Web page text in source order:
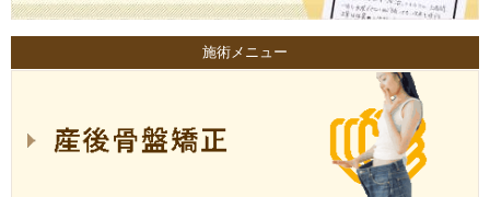
施術メニュー